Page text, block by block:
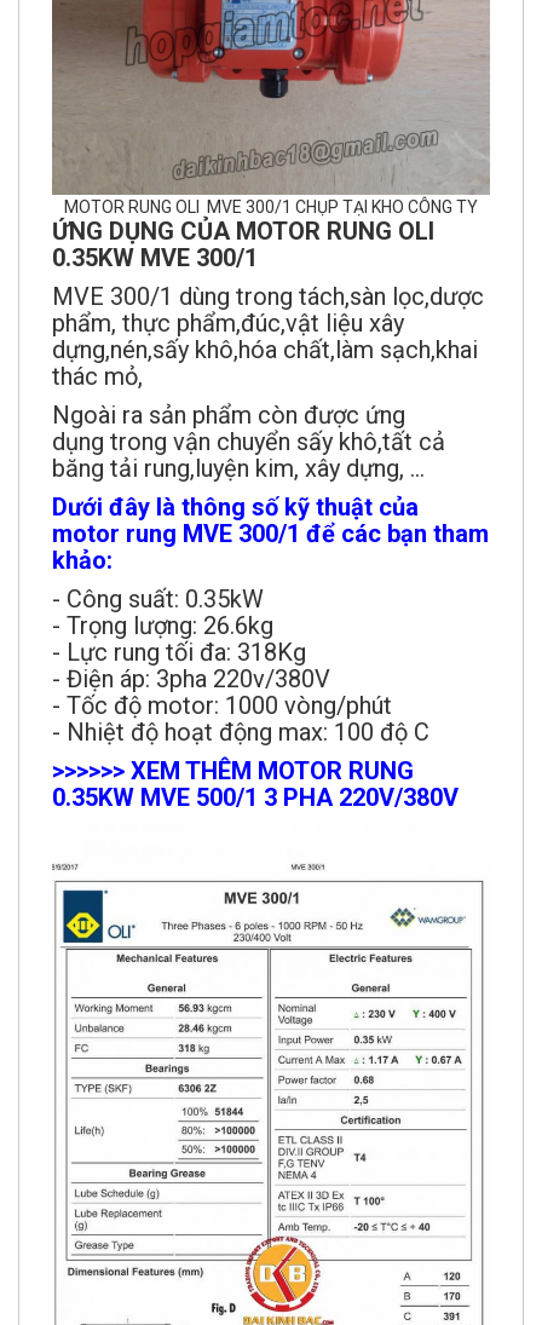
MOTOR RUNG OLI MVE 300/1 CHỤP TẠI KHO CÔNG TY
ỨNG DỤNG CỦA MOTOR RUNG OLI
0.35KW MVE 300/1
MVE 300/1 dùng trong tách,sàn lọc,dược
phẩm, thực phẩm,đúc,vật liệu xây
dựng,nén,sấy khô,hóa chất,làm sạch,khai
thác mỏ,
Ngoài ra sản phẩm còn được ứng
dụng trong vận chuyển sấy khô,tất cả
băng tải rung,luyện kim, xây dựng, ...
Dưới đây là thông số kỹ thuật của
motor rung MVE 300/1 để các bạn tham
khảo:
- Công suất: 0.35kW
- Trọng lượng: 26.6kg
- Lực rung tối đa: 318Kg
- Điện áp: 3pha 220v/380V
- Tốc độ motor: 1000 vòng/phút
- Nhiệt độ hoạt động max: 100 độ C
>>>>>> XEM THÊM MOTOR RUNG
0.35KW MVE 500/1 3 PHA 220V/380V